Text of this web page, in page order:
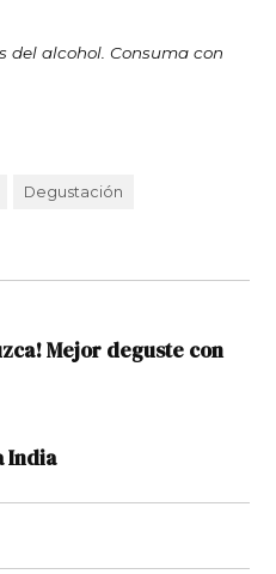
del alcohol. Consuma con
Degustación
Mejor deguste con
India